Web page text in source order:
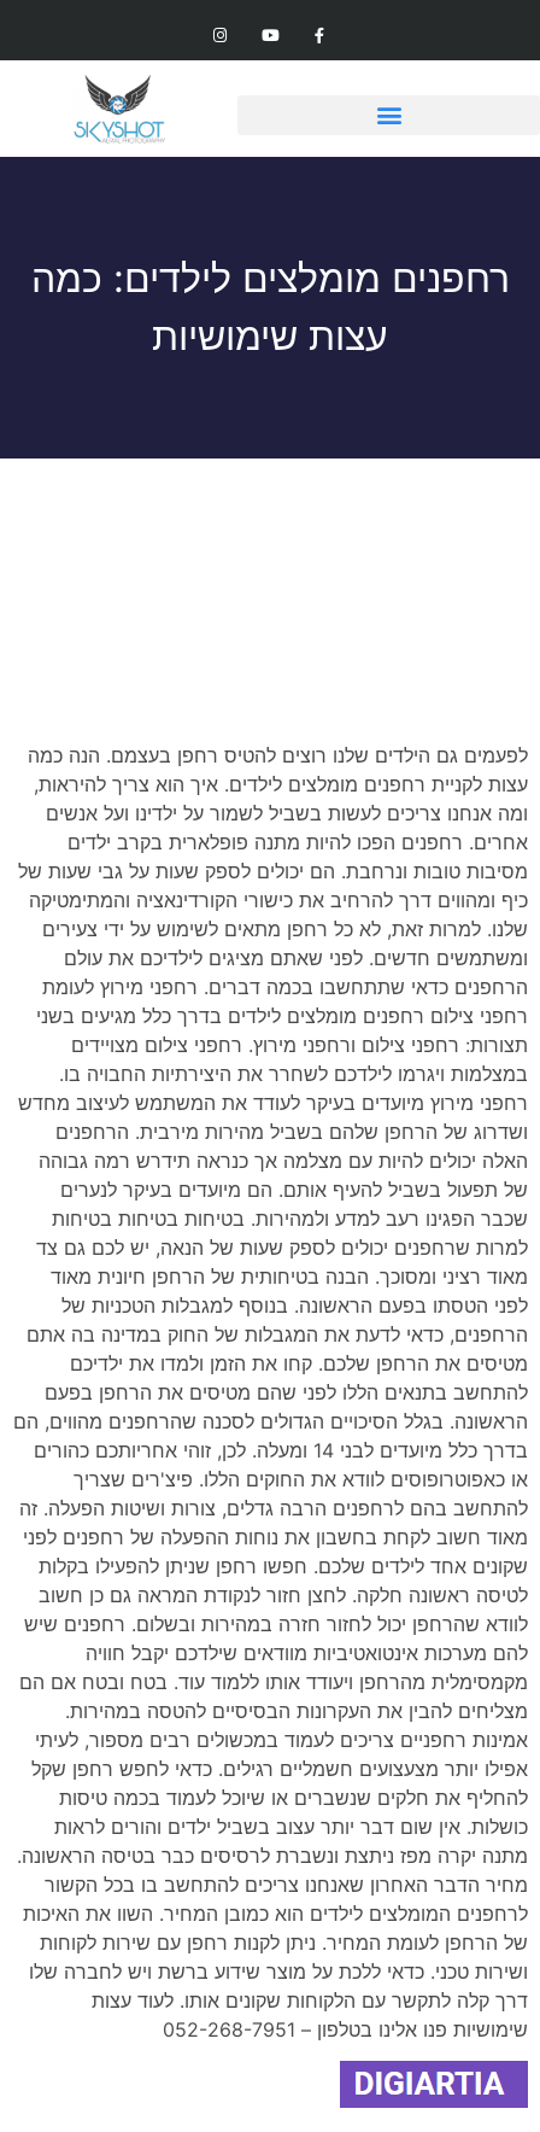
רחפנים מומלצים לילדים: כמה
עצות שימושיות
לפעמים גם הילדים שלנו רוצים להטיס רחפן בעצמם. הנה כמה
עצות לקניית רחפנים מומלצים לילדים. איך הוא צריך להיראות,
ומה אנחנו צריכים לעשות בשביל לשמור על ילדינו ועל אנשים
אחרים. רחפנים הפכו להיות מתנה פופלארית בקרב ילדים
מסיבות טובות ונרחבת. הם יכולים לספק שעות על גבי שעות של
כיף ומהווים דרך להרחיב את כישורי הקורדינאציה והמתימטיקה
שלנו. למרות זאת, לא כל רחפן מתאים לשימוש על ידי צעירים
ומשתמשים חדשים. לפני שאתם מציגים לילדיכם את עולם
הרחפנים כדאי שתתחשבו בכמה דברים. רחפני מירוץ לעומת
רחפני צילום רחפנים מומלצים לילדים בדרך כלל מגיעים בשני
תצורות: רחפני צילום ורחפני מירוץ. רחפני צילום מצויידים
במצלמות ויגרמו לילדכם לשחרר את היצירתיות החבויה בו.
רחפני מירוץ מיועדים בעיקר לעודד את המשתמש לעיצוב מחדש
ושדרוג של הרחפן שלהם בשביל מהירות מירבית. הרחפנים
האלה יכולים להיות עם מצלמה אך כנראה תידרש רמה גבוהה
של תפעול בשביל להעיף אותם. הם מיועדים בעיקר לנערים
שכבר הפגינו רעב למדע ולמהירות. בטיחות בטיחות בטיחות
למרות שרחפנים יכולים לספק שעות של הנאה, יש לכם גם צד
מאוד רציני ומסוכך. הבנה בטיחותית של הרחפן חיונית מאוד
לפני הטסתו בפעם הראשונה. בנוסף למגבלות הטכניות של
הרחפנים, כדאי לדעת את המגבלות של החוק במדינה בה אתם
מטיסים את הרחפן שלכם. קחו את הזמן ולמדו את ילדיכם
להתחשב בתנאים הללו לפני שהם מטיסים את הרחפן בפעם
הראשונה. בגלל הסיכויים הגדולים לסכנה שהרחפנים מהווים, הם
בדרך כלל מיועדים לבני 14 ומעלה. לכן, זוהי אחריותכם כהורים
או כאפוטרופוסים לוודא את החוקים הללו. פיצ'רים שצריך
להתחשב בהם לרחפנים הרבה גדלים, צורות ושיטות הפעלה. זה
מאוד חשוב לקחת בחשבון את נוחות ההפעלה של רחפנים לפני
שקונים אחד לילדים שלכם. חפשו רחפן שניתן להפעילו בקלות
לטיסה ראשונה חלקה. לחצן חזור לנקודת המראה גם כן חשוב
לוודא שהרחפן יכול לחזור חזרה במהירות ובשלום. רחפנים שיש
להם מערכות אינטואטיביות מוודאים שילדכם יקבל חוויה
מקמסימלית מהרחפן ויעודד אותו ללמוד עוד. בטח ובטח אם הם
מצליחים להבין את העקרונות הבסיסיים להטסה במהירות.
אמינות רחפניים צריכים לעמוד במכשולים רבים מספור, לעיתי
אפילו יותר מצעצועים חשמליים רגילים. כדאי לחפש רחפן שקל
להחליף את חלקים שנשברים או שיוכל לעמוד בכמה טיסות
כושלות. אין שום דבר יותר עצוב בשביל ילדים והורים לראות
מתנה יקרה מפז ניתצת ונשברת לרסיסים כבר בטיסה הראשונה.
מחיר הדבר האחרון שאנחנו צריכים להתחשב בו בכל הקשור
לרחפנים המומלצים לילדים הוא כמובן המחיר. השוו את האיכות
של הרחפן לעומת המחיר. ניתן לקנות רחפן עם שירות לקוחות
ושירות טכני. כדאי ללכת על מוצר שידוע ברשת ויש לחברה שלו
דרך קלה לתקשר עם הלקוחות שקונים אותו. לעוד עצות
שימושיות פנו אלינו בטלפון – 052-268-7951